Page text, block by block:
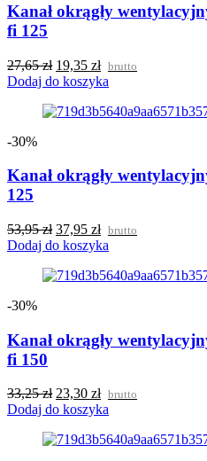
Kanał okrągły
fi 125
27,65zł 19,35 zł brutto
Dodaj do koszyka
-30%
Kanał okrągły
125
53,95zł 37,95 zł brutto
Dodaj do koszyka
-30%
Kanał okrągły
fi 150
33,25zł 23,30 zł brutto
Dodaj do koszyka